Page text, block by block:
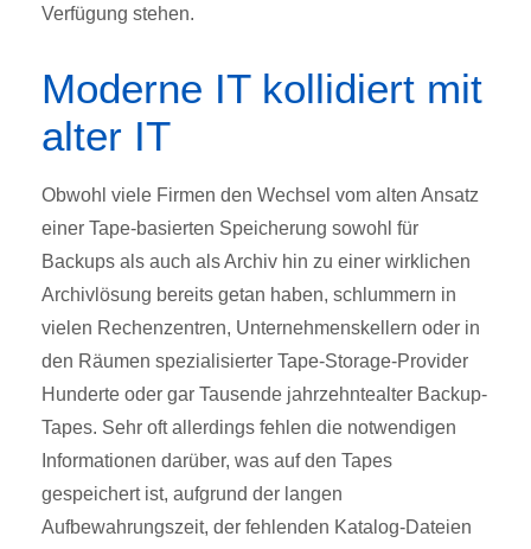
Verfügung stehen.
Moderne IT kollidiert mit
alter IT
Obwohl viele Firmen den Wechsel vom alten Ansatz
einer Tape-basierten Speicherung sowohl für
Backups als auch als Archiv hin zu einer wirklichen
Archivlösung bereits getan haben, schlummern in
vielen Rechenzentren, Unternehmenskellern oder in
den Räumen spezialisierter Tape-Storage-Provider
Hunderte oder gar Tausende jahrzehntealter Backup-
Tapes. Sehr oft allerdings fehlen die notwendigen
Informationen darüber, was auf den Tapes
gespeichert ist, aufgrund der langen
Aufbewahrungszeit, der fehlenden Katalog-Dateien